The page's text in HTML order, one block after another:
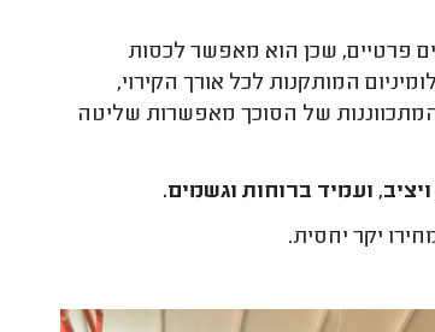
פרטיים, שכן הוא מאפשר לכסות
אלומיניום המותקנות לכל אורך הקירוי,
של הסוכך מאפשרות שליטה
ועמיד ברוחות וגשמים.
יקר יחסית.